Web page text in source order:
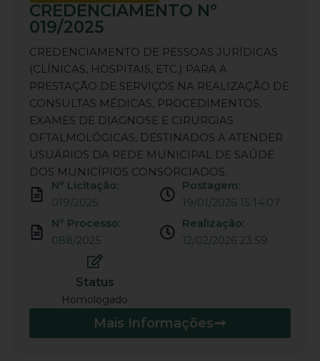
CREDENCIAMENTO Nº
019/2025
CREDENCIAMENTO DE PESSOAS JURÍDICAS
(CLÍNICAS, HOSPITAIS, ETC.) PARA A
PRESTAÇÃO DE SERVIÇOS NA REALIZAÇÃO DE
CONSULTAS MÉDICAS, PROCEDIMENTOS,
EXAMES DE DIAGNOSE E CIRURGIAS
OFTALMOLÓGICAS, DESTINADOS A ATENDER
USUÁRIOS DA REDE MUNICIPAL DE SAÚDE
DOS MUNICÍPIOS CONSORCIADOS.
Nº Licitação:
019/2025
Nº Processo:
088/2025
Postagem:
19/01/2026 15:14:07
Realização:
12/02/2026 23:59
Status
Homologado
Mais Informações